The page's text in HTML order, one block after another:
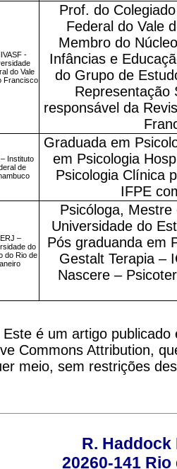
-
do Vale
Francisco
Prof. do
Federal do Vale
Membro do
Infâncias e
do Grupo de
Representação
responsável da
Instituto
de
Graduada em
em Psicologia
Psicologia Clínica
IFPE
–
do
do Rio de
Psicóloga,
Universidade do
Pós graduanda em
Gestalt Terapia –
Nascere –
Este é um artigo
Commons Attribution,
meio, sem restrições
R. Haddock
20260-141